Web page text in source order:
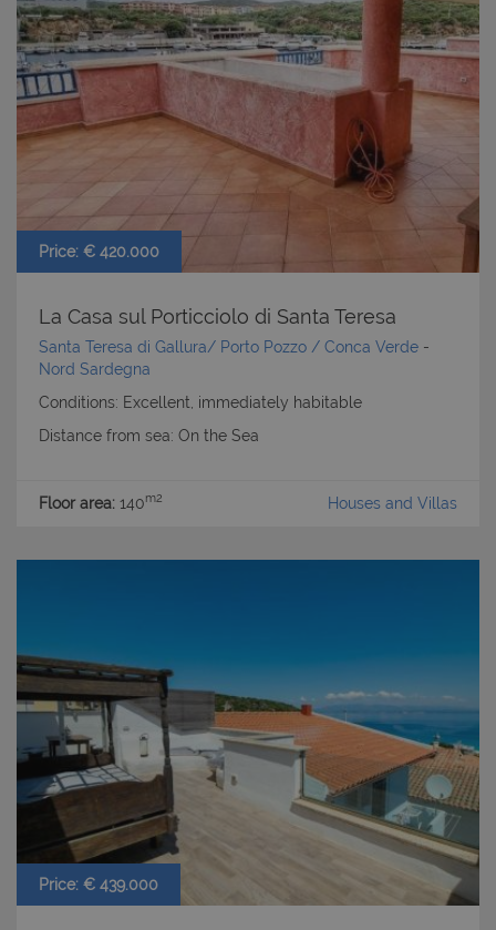
Price: € 420.000
La Casa sul Porticciolo di Santa Teresa
Santa Teresa di Gallura/ Porto Pozzo / Conca Verde -
Nord Sardegna
Conditions: Excellent, immediately habitable
Distance from sea: On the Sea
Floor area: 140m2 Houses and Villas
Price: € 439.000